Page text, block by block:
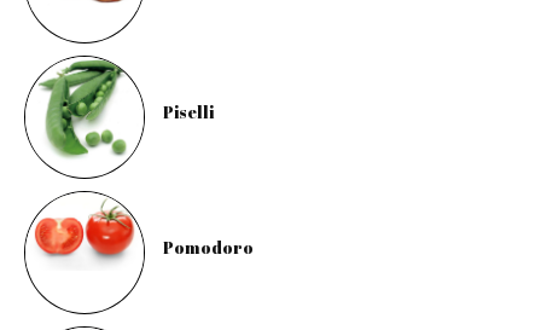
Piselli
Pomodoro